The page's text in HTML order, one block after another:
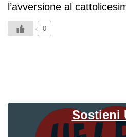
l’avversione al
0
Sostieni